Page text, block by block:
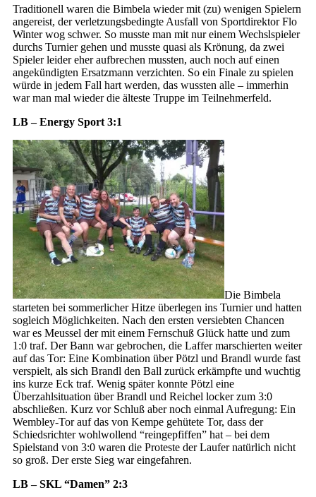
Traditionell waren die Bimbela wieder mit (zu) wenigen Spielern
angereist, der verletzungsbedingte Ausfall von Sportdirektor Flo
Winter wog schwer. So musste man mit nur einem Wechslspieler
durchs Turnier gehen und musste quasi als Krönung, da zwei
Spieler leider eher aufbrechen mussten, auch noch auf einen
angekündigten Ersatzmann verzichten. So ein Finale zu spielen
würde in jedem Fall hart werden, das wussten alle – immerhin
war man mal wieder die älteste Truppe im Teilnehmerfeld.
LB – Energy Sport 3:1
Die Bimbela
starteten bei sommerlicher Hitze überlegen ins Turnier und hatten
sogleich Möglichkeiten. Nach den ersten versiebten Chancen
war es Meussel der mit einem Fernschuß Glück hatte und zum
1:0 traf. Der Bann war gebrochen, die Laffer marschierten weiter
auf das Tor: Eine Kombination über Pötzl und Brandl wurde fast
verspielt, als sich Brandl den Ball zurück erkämpfte und wuchtig
ins kurze Eck traf. Wenig später konnte Pötzl eine
Überzahlsituation über Brandl und Reichel locker zum 3:0
abschließen. Kurz vor Schluß aber noch einmal Aufregung: Ein
Wembley-Tor auf das von Kempe gehütete Tor, dass der
Schiedsrichter wohlwollend “reingepfiffen” hat – bei dem
Spielstand von 3:0 waren die Proteste der Laufer natürlich nicht
so groß. Der erste Sieg war eingefahren.
LB – SKL “Damen” 2:3